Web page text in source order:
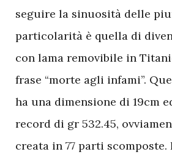
seguire la sinuosità delle
particolarità è quella di
con lama removibile in
frase “morte agli infami”.
ha una dimensione di 19cm
record di gr 532.45,
creata in 77 parti scomposte.